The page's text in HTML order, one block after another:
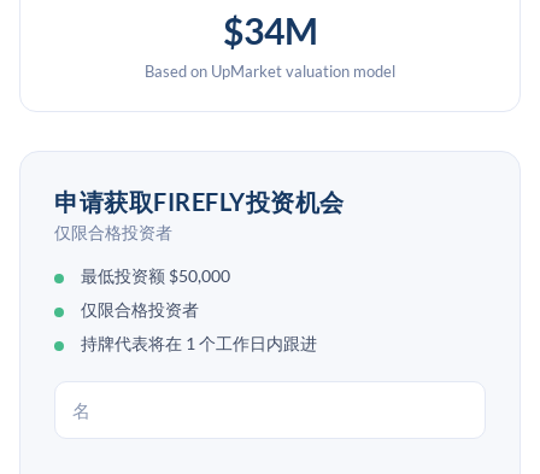
$34M
Based on UpMarket valuation model
申请获取FIREFLY投资机会
仅限合格投资者
最低投资额 $50,000
仅限合格投资者
持牌代表将在 1 个工作日内跟进